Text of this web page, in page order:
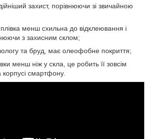
захист, порівнюючи зі звичайною
менш схильна до відклеювання і
з захисним склом;
та бруд, має олеофобне покриття;
менш ніж у скла, це робить її зовсім
смартфону.